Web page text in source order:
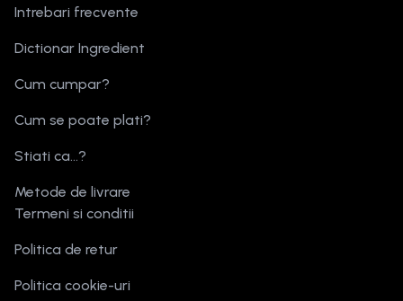
Intrebari frecvente
Dictionar Ingredient
Cum cumpar?
Cum se poate plati?
Stiati ca...?
Metode de livrare
Termeni si conditii
Politica de retur
Politica cookie-uri